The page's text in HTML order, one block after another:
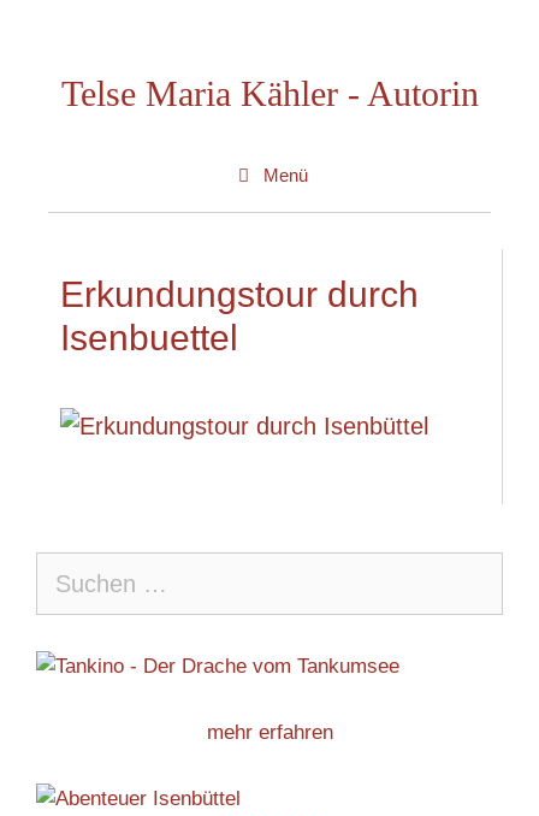
springenTelse Maria Kähler - Autorin
Menü
Erkundungstour durch
Isenbuettel
nach:
mehr erfahren